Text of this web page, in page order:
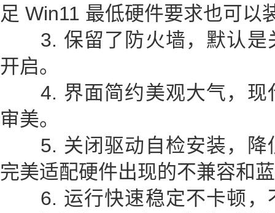
足 Win11 最低硬件要求也可以
3. 保留了防火墙，默认是
开启。
4. 界面简约美观大气，现
审美。
5. 关闭驱动自检安装，降
完美适配硬件出现的不兼容和
6. 运行快速稳定不卡顿，